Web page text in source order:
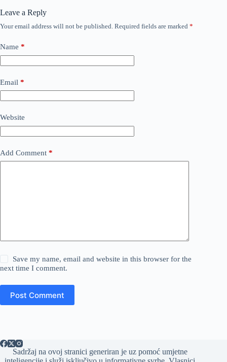
Leave a Reply
Your email address will not be published. Required fields are marked *
Name *
Email *
Website
Add Comment *
Save my name, email and website in this browser for the
next time I comment.
Post Comment
Sadržaj na ovoj stranici generiran je uz pomoć umjetne